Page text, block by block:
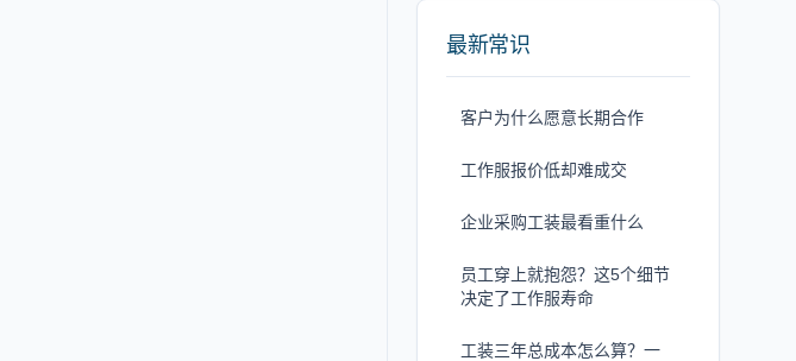
最新常识
客户为什么愿意长期合作
工作服报价低却难成交
企业采购工装最看重什么
员工穿上就抱怨？这5个细节
决定了工作服寿命
工装三年总成本怎么算？一